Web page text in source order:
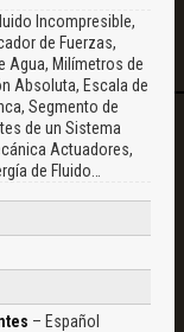
Incompresible,
de Fuerzas,
Agua, Milímetros de
Absoluta, Escala de
Segmento de
de un Sistema
Actuadores,
de Fluido…
– Español